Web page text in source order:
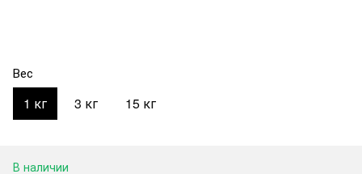
Вес
1 кг 3 кг 15 кг
В наличии